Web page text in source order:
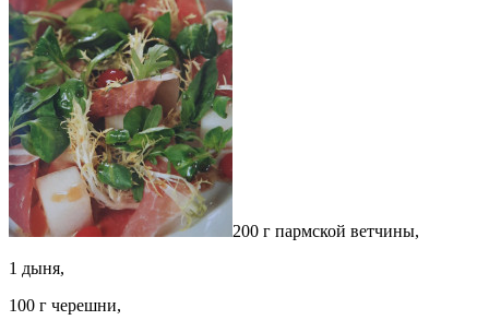
200 г пармской ветчины,
1 дыня,
100 г черешни,